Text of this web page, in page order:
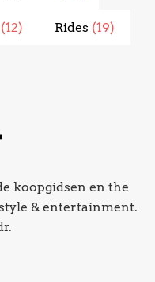
(12) Rides (19)
koopgidsen en the
& entertainment.